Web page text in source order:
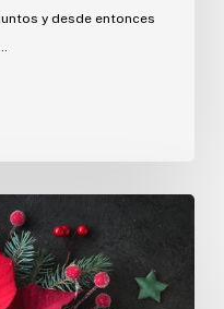
y desde entonces